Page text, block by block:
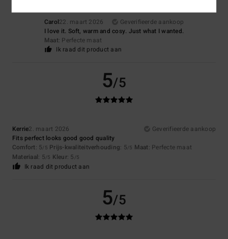
Carol22. maart 2026
Geverifieerde aankoop
I love it. Soft, warm and cosy. Just what I wanted.
Maat: Perfecte maat
Ik raad dit product aan
5/5
Kerrie2. maart 2026
Geverifieerde aankoop
Fits perfect looks good good quality
Comfort: 5/5 Prijs-kwaliteitverhouding: 5/5 Maat: Perfecte maat
Materiaal: 5/5 Kleur: 5 /5
Ik raad dit product aan
5/5